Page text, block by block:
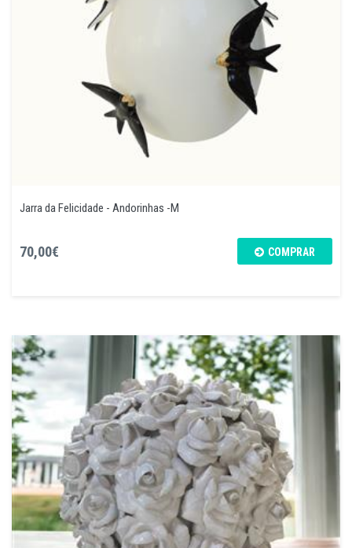
Jarra da Felicidade - Andorinhas -M
70,00€ COMPRAR